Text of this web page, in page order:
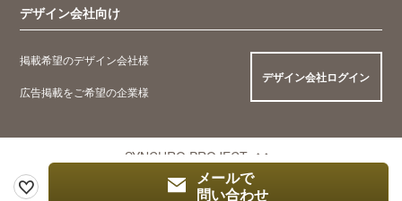
メールで
問い合わせ
デザイン会社向け
掲載希望のデザイン会社様
広告掲載をご希望の企業様
デザイン会社ログイン
SYNCHRO PROJECT
© 2005 Synchro Food Co., Ltd.